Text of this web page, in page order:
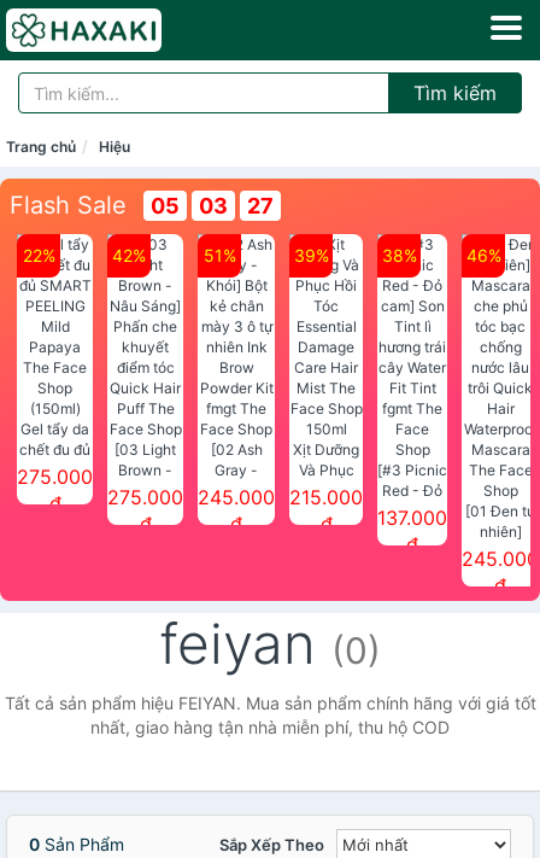
Tìm kiếm
Trang chủ Hiệu
Flash Sale 05 03 27
22%
Gel tẩy da
chết đu đủ
SMART
PEELING
275.000
đ
42%
[03 Light
Brown -
Nâu Sáng]
Phấn che
275.000
đ
51%
[02 Ash
Gray -
Khói] Bột
kẻ chân
Face Shop
245.000
đ
39%
Xịt Dưỡng
Và Phục
Hồi Tóc
Essential
215.000
đ
38%
[#3 Picnic
Red - Đỏ
cam] Son
137.000
đ
46%
[01 Đen tự
nhiên]
Mascara
che phủ
Waterproof
Mascara
245.000
đ
feiyan (0)
Tất cả sản phẩm hiệu FEIYAN. Mua sản phẩm chính hãng với giá tốt
nhất, giao hàng tận nhà miễn phí, thu hộ COD
0 Sản Phẩm Sắp Xếp Theo